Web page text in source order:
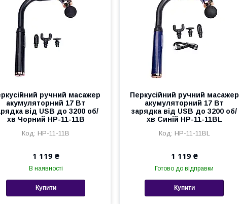
ручний масажер
акумуляторний 17 Вт
від USB до 3200 об/
хв Чорний HP-11-11B
HP-11-11B
1 119 ₴
В наявності
Купити
Перкусійний ручний масажер
акумуляторний 17 Вт
зарядка від USB до 3200 об/
хв Синій HP-11-11BL
HP-11-11BL
1 119 ₴
Готово до відправки
Купити